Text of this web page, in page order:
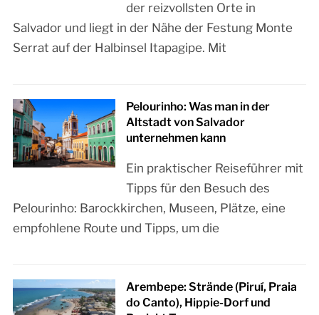
der reizvollsten Orte in
Salvador und liegt in der Nähe der Festung Monte
Serrat auf der Halbinsel Itapagipe. Mit
Pelourinho: Was man in der
Altstadt von Salvador
unternehmen kann
Ein praktischer Reiseführer mit
Tipps für den Besuch des
Pelourinho: Barockkirchen, Museen, Plätze, eine
empfohlene Route und Tipps, um die
Arembepe: Strände (Piruí, Praia
do Canto), Hippie-Dorf und